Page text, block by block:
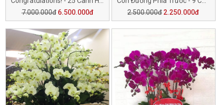
7.000.000đ 6.500.000đ
2.500.000đ 2.250.000đ